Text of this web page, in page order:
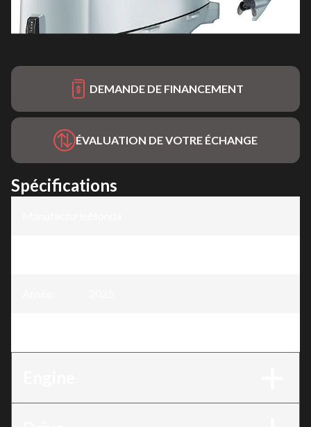
DEMANDE DE FINANCEMENT
ÉVALUATION DE VOTRE ÉCHANGE
Spécifications